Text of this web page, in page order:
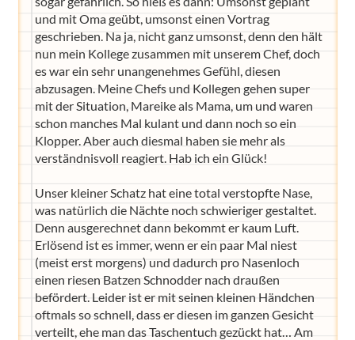
und mit Oma geübt, umsonst einen Vortrag
geschrieben. Na ja, nicht ganz umsonst, denn den hält
nun mein Kollege zusammen mit unserem Chef, doch
es war ein sehr unangenehmes Gefühl, diesen
abzusagen. Meine Chefs und Kollegen gehen super
mit der Situation, Mareike als Mama, um und waren
schon manches Mal kulant und dann noch so ein
Klopper. Aber auch diesmal haben sie mehr als
verständnisvoll reagiert. Hab ich ein Glück!
Unser kleiner Schatz hat eine total verstopfte Nase,
was natürlich die Nächte noch schwieriger gestaltet.
Denn ausgerechnet dann bekommt er kaum Luft.
Erlösend ist es immer, wenn er ein paar Mal niest
(meist erst morgens) und dadurch pro Nasenloch
einen riesen Batzen Schnodder nach draußen
befördert. Leider ist er mit seinen kleinen Händchen
oftmals so schnell, dass er diesen im ganzen Gesicht
verteilt, ehe man das Taschentuch gezückt hat… Am